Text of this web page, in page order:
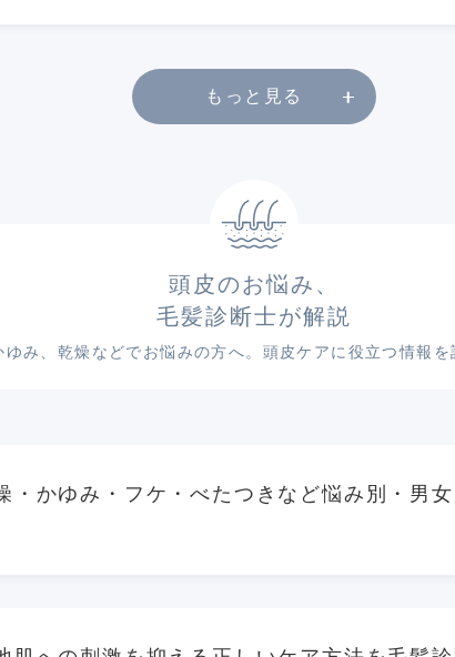
もっと見る
頭皮のお悩み、
毛髪診断士が解説
み、乾燥などでお悩みの方へ。頭皮ケアに役立つ情報を
かゆみ・フケ・べたつきなど悩み別・男